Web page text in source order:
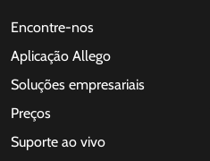
Encontre-nos
Aplicação Allego
Soluções empresariais
Preços
Suporte ao vivo